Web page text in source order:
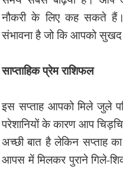
नौकरी के लिए कह सकते
संभावना है जो कि आपको सुखद
साप्ताहिक प्रेम राशिफल
इस सप्ताह आपको मिले जुले
परेशानियों के कारण आप
अच्छी बात है लेकिन सप्ताह
आपस में मिलकर पुराने गिले-